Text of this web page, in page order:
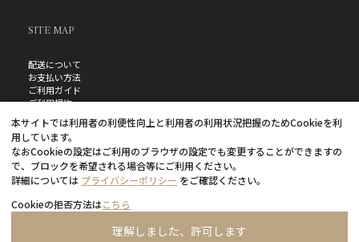
SITE MAP
配送について
お支払い方法
ご利用ガイド
ご利用規約
プライバシーポリシー
よくあるご質問
特定商取引法に基づく表記
©CLAMP・ShigatsuTsuitachi CO.,LTD.
本サイトでは利用者の利便性向上と利用者の利用状況把握のためCookieを利
用しています。
なおCookieの設定はご利用のブラウザの設定でも変更することができますの
で、ブロックを希望される場合等にご利用ください。
詳細については プライバシーポリシー をご確認ください。
Cookieの拒否方法はこちら
理解しました、許可します